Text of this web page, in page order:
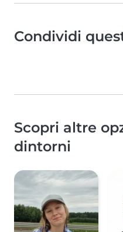
Condividi
Scopri altre
dintorni